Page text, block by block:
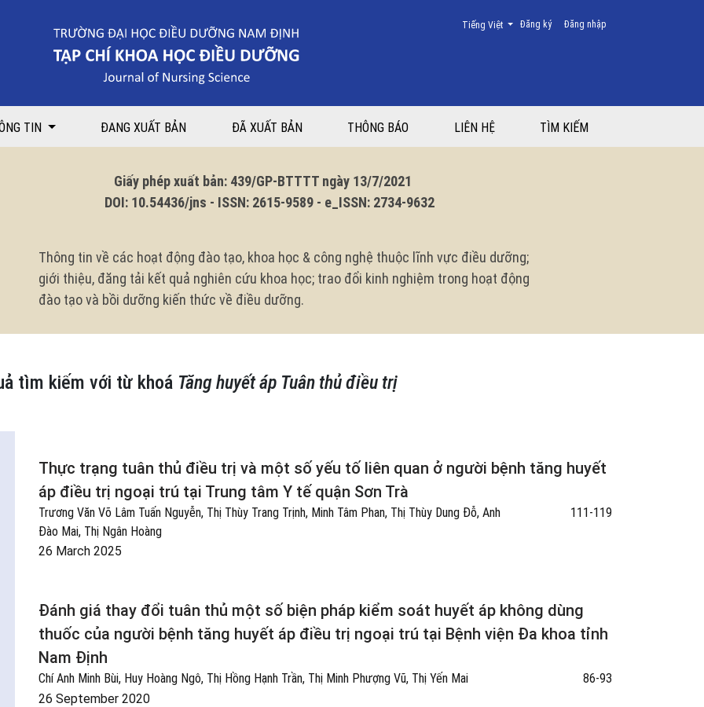
Đăng ký Đăng nhập
Thay đổi ngôn ngữ. Ngôn ngữ hiện tại là:
Tiếng Việt
TIN ĐANG XUẤT BẢN ĐÃ XUẤT BẢN THÔNG BÁO LIÊN HỆ TÌM KIẾM
Giấy phép xuất bản: 439/GP-BTTTT ngày 13/7/2021
DOI: 10.54436/jns - ISSN: 2615-9589 - e_ISSN: 2734-9632
Thông tin về các hoạt động đào tạo, khoa học & công nghệ thuộc lĩnh vực điều dưỡng;
giới thiệu, đăng tải kết quả nghiên cứu khoa học; trao đổi kinh nghiệm trong hoạt động
đào tạo và bồi dưỡng kiến thức về điều dưỡng.
tìm kiếm với từ khoá Tăng huyết áp Tuân thủ điều trị
Thực trạng tuân thủ điều trị và một số yếu tố liên quan ở người bệnh tăng huyết
áp điều trị ngoại trú tại Trung tâm Y tế quận Sơn Trà
Trương Văn Võ Lâm Tuấn Nguyễn, Thị Thùy Trang Trịnh, Minh Tâm Phan, Thị Thùy Dung Đỗ, Anh
Đào Mai, Thị Ngân Hoàng
111-119
26 March 2025
Đánh giá thay đổi tuân thủ một số biện pháp kiểm soát huyết áp không dùng
thuốc của người bệnh tăng huyết áp điều trị ngoại trú tại Bệnh viện Đa khoa tỉnh
Nam Định
Chí Anh Minh Bùi, Huy Hoàng Ngô, Thị Hồng Hạnh Trần, Thị Minh Phượng Vũ, Thị Yến Mai
86-93
26 September 2020